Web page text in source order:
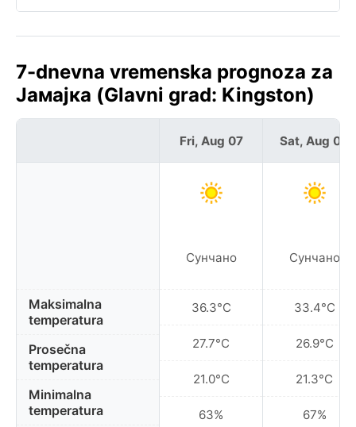
7-dnevna vremenska prognoza za
Јамајка (Glavni grad: Kingston)
Maksimalna
temperatura
Prosečna
temperatura
Minimalna
temperatura
Fri, Aug 07
Сунчано
36.3°C
27.7°C
21.0°C
63%
Sat, Aug 08
Сунчано
33.4°C
26.9°C
21.3°C
67%